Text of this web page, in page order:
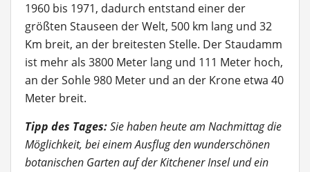
1960 bis 1971, dadurch entstand einer der
größten Stauseen der Welt, 500 km lang und 32
Km breit, an der breitesten Stelle. Der Staudamm
ist mehr als 3800 Meter lang und 111 Meter hoch,
an der Sohle 980 Meter und an der Krone etwa 40
Meter breit.
Tipp des Tages:Sie haben heute am Nachmittag die
Möglichkeit, bei einem Ausflug den wunderschönen
botanischen Garten auf der Kitchener Insel und ein